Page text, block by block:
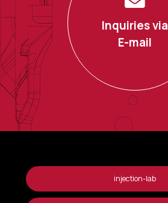
Inquiries via
E-mail
injection-lab